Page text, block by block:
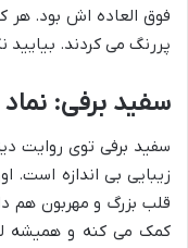
فوق العاده اش بود. هر
پررنگ می کردند. بیایید
سفید برفی: نماد
سفید برفی توی روایت
زیبایی بی اندازه است.
قلب بزرگ و مهربون هم
کمک می کنه و همیشه